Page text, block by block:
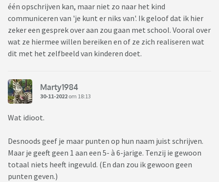
één opschrijven kan, maar niet zo naar het kind
communiceren van 'je kunt er niks van'. Ik geloof dat ik hier
zeker een gesprek over aan zou gaan met school. Vooral over
wat ze hiermee willen bereiken en of ze zich realiseren wat
dit met het zelfbeeld van kinderen doet.
Marty1984
30-11-2022 om 18:13
Wat idioot.
Desnoods geef je maar punten op hun naam juist schrijven.
Maar je geeft geen 1 aan een 5- à 6-jarige. Tenzij ie gewoon
totaal niets heeft ingevuld. (En dan zou ik gewoon geen
punten geven.)